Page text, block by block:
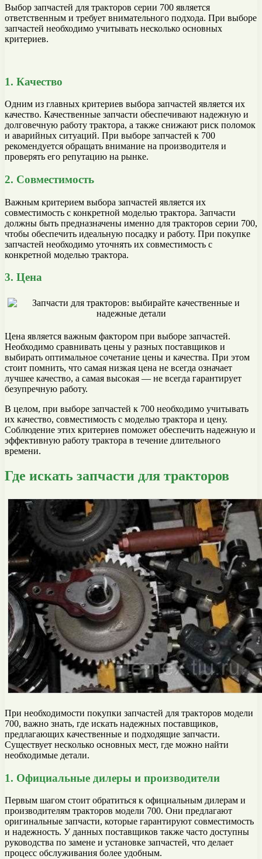
Выбор запчастей для тракторов серии 700 является
ответственным и требует внимательного подхода. При выборе
запчастей необходимо учитывать несколько основных
критериев.
1. Качество
Одним из главных критериев выбора запчастей является их
качество. Качественные запчасти обеспечивают надежную и
долговечную работу трактора, а также снижают риск поломок
и аварийных ситуаций. При выборе запчастей к 700
рекомендуется обращать внимание на производителя и
проверять его репутацию на рынке.
2. Совместимость
Важным критерием выбора запчастей является их
совместимость с конкретной моделью трактора. Запчасти
должны быть предназначены именно для тракторов серии 700,
чтобы обеспечить идеальную посадку и работу. При покупке
запчастей необходимо уточнять их совместимость с
конкретной моделью трактора.
3. Цена
Цена является важным фактором при выборе запчастей.
Необходимо сравнивать цены у разных поставщиков и
выбирать оптимальное сочетание цены и качества. При этом
стоит помнить, что самая низкая цена не всегда означает
лучшее качество, а самая высокая — не всегда гарантирует
безупречную работу.
В целом, при выборе запчастей к 700 необходимо учитывать
их качество, совместимость с моделью трактора и цену.
Соблюдение этих критериев поможет обеспечить надежную и
эффективную работу трактора в течение длительного
времени.
Где искать запчасти для тракторов
При необходимости покупки запчастей для тракторов модели
700, важно знать, где искать надежных поставщиков,
предлагающих качественные и подходящие запчасти.
Существует несколько основных мест, где можно найти
необходимые детали.
1. Официальные дилеры и производители
Первым шагом стоит обратиться к официальным дилерам и
производителям тракторов модели 700. Они предлагают
оригинальные запчасти, которые гарантируют совместимость
и надежность. У данных поставщиков также часто доступны
руководства по замене и установке запчастей, что делает
процесс обслуживания более удобным.